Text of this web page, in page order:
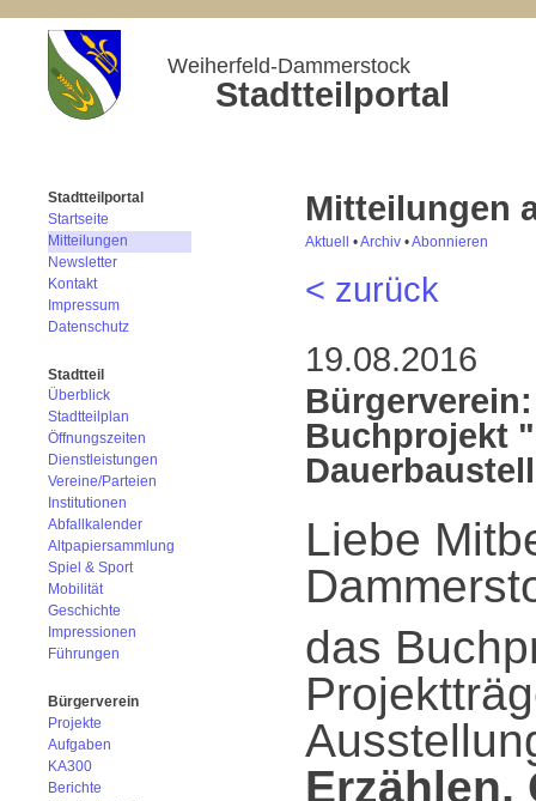
Weiherfeld-Dammerstock
Stadtteilportal
Stadtteilportal
Startseite
Mitteilungen
Newsletter
Kontakt
Impressum
Datenschutz
Stadtteil
Überblick
Stadtteilplan
Öffnungszeiten
Dienstleistungen
Vereine/Parteien
Institutionen
Abfallkalender
Altpapiersammlung
Spiel & Sport
Mobilität
Geschichte
Impressionen
Führungen
Bürgerverein
Projekte
Aufgaben
KA300
Berichte
Mitteilungen
Aktuell •Archiv •Abonnieren
< zurück
19.08.2016
Buchprojekt
Liebe
das
Erzählen,